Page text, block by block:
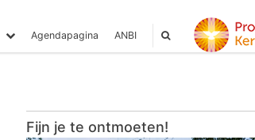
Agendapagina ANBI
Fijn je te ontmoeten!